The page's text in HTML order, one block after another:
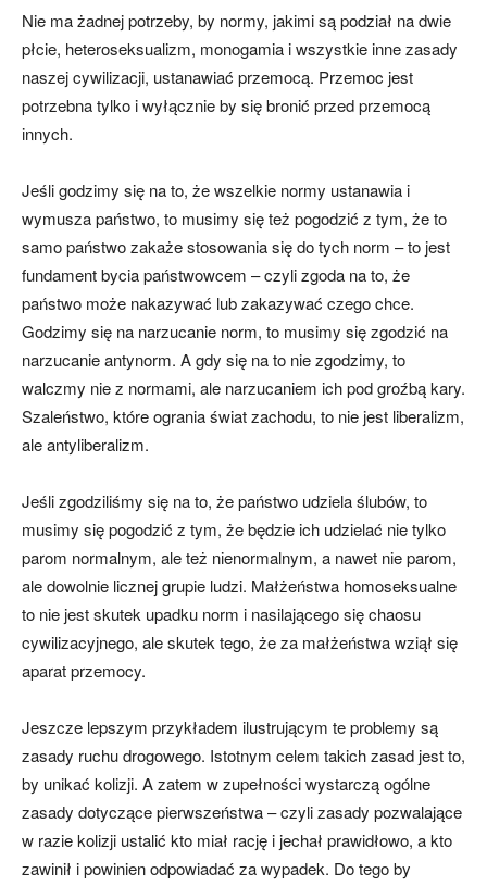
Nie ma żadnej potrzeby, by normy, jakimi są podział na dwie
płcie, heteroseksualizm, monogamia i wszystkie inne zasady
naszej cywilizacji, ustanawiać przemocą. Przemoc jest
potrzebna tylko i wyłącznie by się bronić przed przemocą
innych.
Jeśli godzimy się na to, że wszelkie normy ustanawia i
wymusza państwo, to musimy się też pogodzić z tym, że to
samo państwo zakaże stosowania się do tych norm – to jest
fundament bycia państwowcem – czyli zgoda na to, że
państwo może nakazywać lub zakazywać czego chce.
Godzimy się na narzucanie norm, to musimy się zgodzić na
narzucanie antynorm. A gdy się na to nie zgodzimy, to
walczmy nie z normami, ale narzucaniem ich pod groźbą kary.
Szaleństwo, które ogrania świat zachodu, to nie jest liberalizm,
ale antyliberalizm.
Jeśli zgodziliśmy się na to, że państwo udziela ślubów, to
musimy się pogodzić z tym, że będzie ich udzielać nie tylko
parom normalnym, ale też nienormalnym, a nawet nie parom,
ale dowolnie licznej grupie ludzi. Małżeństwa homoseksualne
to nie jest skutek upadku norm i nasilającego się chaosu
cywilizacyjnego, ale skutek tego, że za małżeństwa wziął się
aparat przemocy.
Jeszcze lepszym przykładem ilustrującym te problemy są
zasady ruchu drogowego. Istotnym celem takich zasad jest to,
by unikać kolizji. A zatem w zupełności wystarczą ogólne
zasady dotyczące pierwszeństwa – czyli zasady pozwalające
w razie kolizji ustalić kto miał rację i jechał prawidłowo, a kto
zawinił i powinien odpowiadać za wypadek. Do tego by